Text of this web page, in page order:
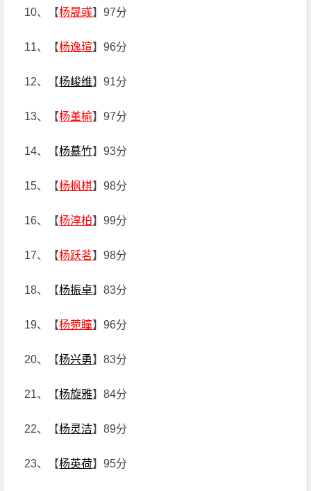
10、【杨晟彧】97分
11、【杨逸瑄】96分
12、【杨峻维】91分
13、【杨堇榆】97分
14、【杨慕竹】93分
15、【杨枫棋】98分
16、【杨淳柏】99分
17、【杨跃茗】98分
18、【杨振卓】83分
19、【杨菀瞳】96分
20、【杨兴勇】83分
21、【杨旋雅】84分
22、【杨灵洁】89分
23、【杨英荷】95分